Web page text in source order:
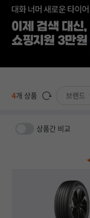
4개 상품 브랜드
상품간 비교